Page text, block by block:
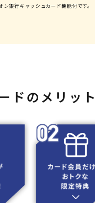
銀行キャッシュカード機能付です。
ドのメリット